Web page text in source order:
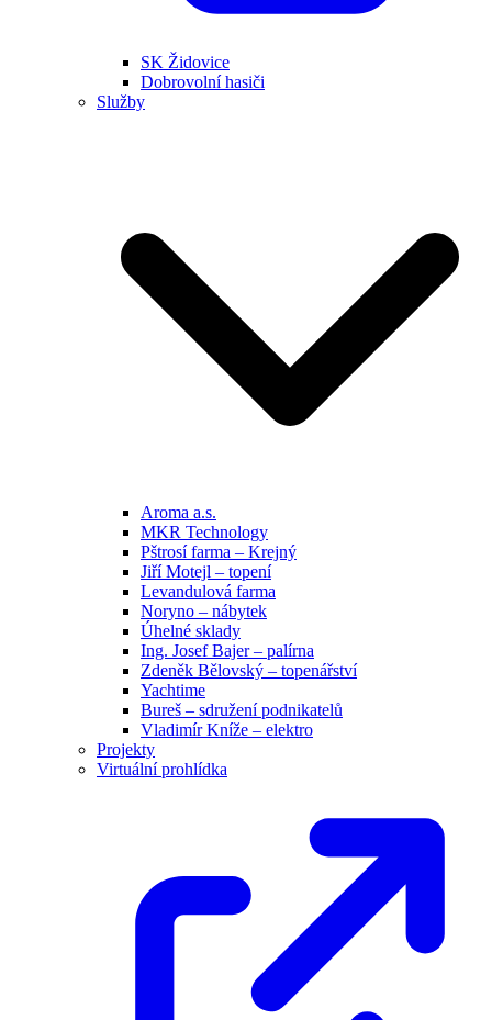
SK Židovice
Dobrovolní hasiči
Služby
Aroma a.s.
MKR Technology
Pštrosí farma – Krejný
Jiří Motejl – topení
Levandulová farma
Noryno – nábytek
Úhelné sklady
Ing. Josef Bajer – palírna
Zdeněk Bělovský – topenářství
Yachtime
Bureš – sdružení podnikatelů
Vladimír Kníže – elektro
Projekty
Virtuální prohlídka